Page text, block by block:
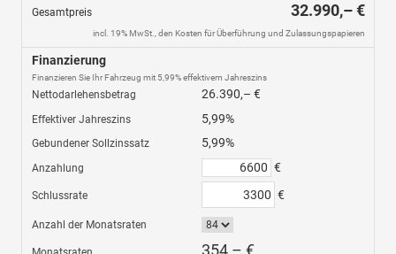
Gesamtpreis 32.990,– €
incl. 19% MwSt., den Kosten für Überführung und Zulassungspapieren
Finanzierung
Finanzieren Sie Ihr Fahrzeug mit 5,99% effektivem Jahreszins
Nettodarlehensbetrag 26.390,– €
Effektiver Jahreszins 5,99%
Gebundener Sollzinssatz 5,99%
Anzahlung €
Schlussrate €
Anzahl der Monatsraten
354,– €